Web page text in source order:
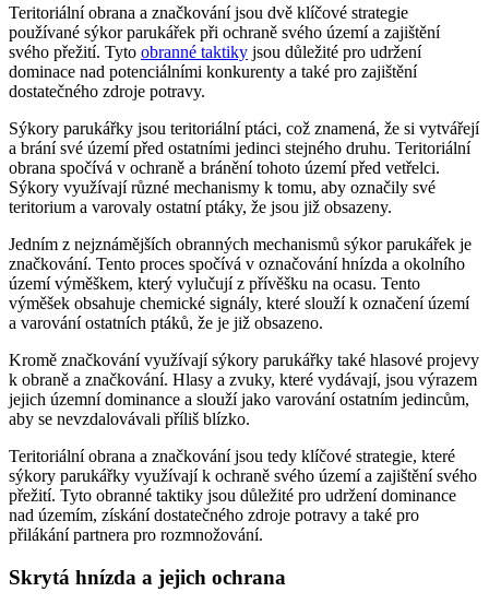
Teritoriální obrana a značkování jsou dvě klíčové strategie
používané sýkor parukářek při ochraně svého území a zajištění
svého přežití. Tyto obranné taktiky jsou důležité pro udržení
dominace nad potenciálními konkurenty a také pro zajištění
dostatečného zdroje potravy.
Sýkory parukářky jsou teritoriální ptáci, což znamená, že si vytvářejí
a brání své území před ostatními jedinci stejného druhu. Teritoriální
obrana spočívá v ochraně a bránění tohoto území před vetřelci.
Sýkory využívají různé mechanismy k tomu, aby označily své
teritorium a varovaly ostatní ptáky, že jsou již obsazeny.
Jedním z nejznámějších obranných mechanismů sýkor parukářek je
značkování. Tento proces spočívá v označování hnízda a okolního
území výměškem, který vylučují z přívěšku na ocasu. Tento
výměšek obsahuje chemické signály, které slouží k označení území
a varování ostatních ptáků, že je již obsazeno.
Kromě značkování využívají sýkory parukářky také hlasové projevy
k obraně a značkování. Hlasy a zvuky, které vydávají, jsou výrazem
jejich územní dominance a slouží jako varování ostatním jedincům,
aby se nevzdalovávali příliš blízko.
Teritoriální obrana a značkování jsou tedy klíčové strategie, které
sýkory parukářky využívají k ochraně svého území a zajištění svého
přežití. Tyto obranné taktiky jsou důležité pro udržení dominance
nad územím, získání dostatečného zdroje potravy a také pro
přilákání partnera pro rozmnožování.
Skrytá hnízda a jejich ochrana